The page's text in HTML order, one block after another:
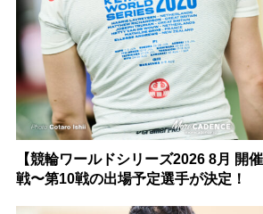
【競輪ワールドシリーズ2026 8月 開
戦〜第10戦の出場予定選手が決定！